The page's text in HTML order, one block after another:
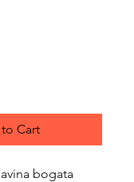
Cart
bogata